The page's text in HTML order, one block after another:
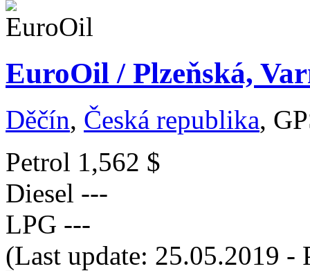
EuroOil / Plzeňská,
Děčín, Česká republika,
Petrol 1,562 $
Diesel ---
LPG ---
(Last update: 25.05.2019 -